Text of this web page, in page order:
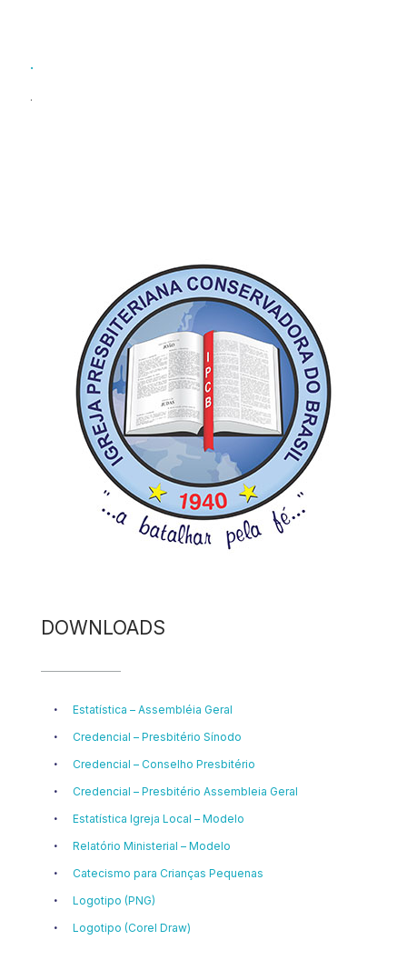
.
.
DOWNLOADS
Estatística – Assembléia Geral
Credencial – Presbitério Sínodo
Credencial – Conselho Presbitério
Credencial – Presbitério Assembleia Geral
Estatística Igreja Local – Modelo
Relatório Ministerial – Modelo
Catecismo para Crianças Pequenas
Logotipo (PNG)
Logotipo (Corel Draw)